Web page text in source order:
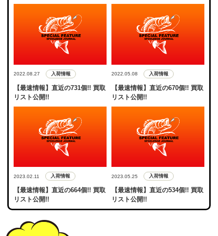
2022.08.27 入荷情報
【最速情報】直近の731個!! 買取
リスト公開!!
2022.05.08 入荷情報
【最速情報】直近の670個!! 買取
リスト公開!!
2023.02.11 入荷情報
【最速情報】直近の664個!! 買取
リスト公開!!
2023.05.25 入荷情報
【最速情報】直近の534個!! 買取
リスト公開!!